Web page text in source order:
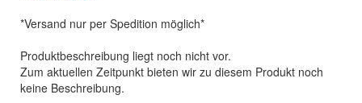
*Versand nur per Spedition möglich*
Produktbeschreibung liegt noch nicht vor.
Zum aktuellen Zeitpunkt bieten wir zu diesem Produkt noch
keine Beschreibung.